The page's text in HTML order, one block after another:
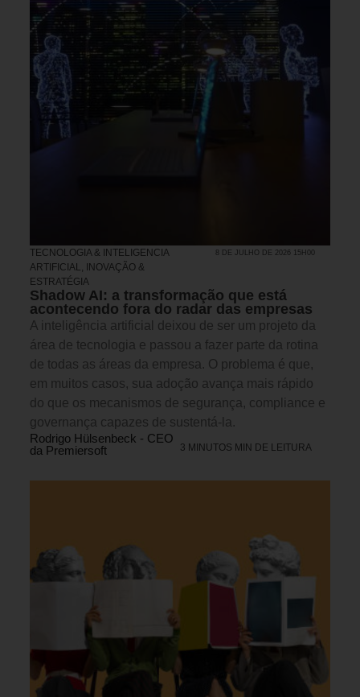
TECNOLOGIA & INTELIGENCIA
ARTIFICIAL,
INOVAÇÃO &
ESTRATÉGIA
8 DE JULHO DE 2026 15H00
Shadow AI: a transformação que está
acontecendo fora do radar das empresas
A inteligência artificial deixou de ser um projeto da
área de tecnologia e passou a fazer parte da rotina
de todas as áreas da empresa. O problema é que,
em muitos casos, sua adoção avança mais rápido
do que os mecanismos de segurança, compliance e
governança capazes de sustentá-la.
Rodrigo Hülsenbeck - CEO
da Premiersoft
3 MINUTOS MIN DE LEITURA